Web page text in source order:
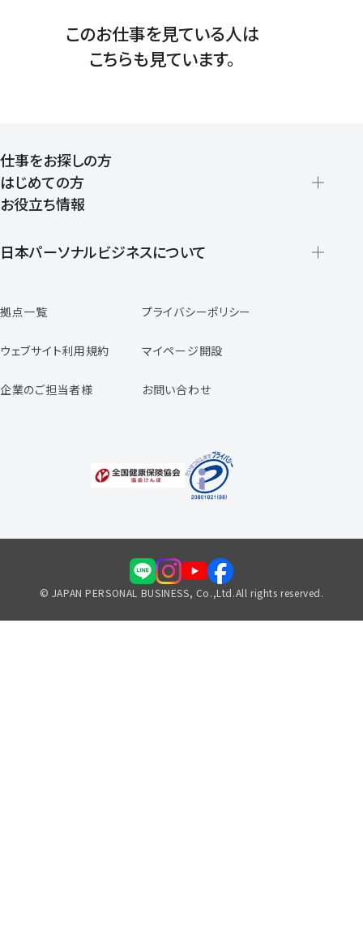
このお仕事を見ている人は
こちらも見ています。
仕事をお探しの方
はじめての方
登録から就業開始までの流れ
お役立ち情報
日本パーソナルビジネスについて
スタッフの声
専任コンサルタントの声
福利厚生のご案内
拠点一覧 プライバシーポリシー
ウェブサイト利用規約 マイページ開設
企業のご担当者様 お問い合わせ
© JAPAN PERSONAL BUSINESS, Co.,Ltd.All rights reserved.